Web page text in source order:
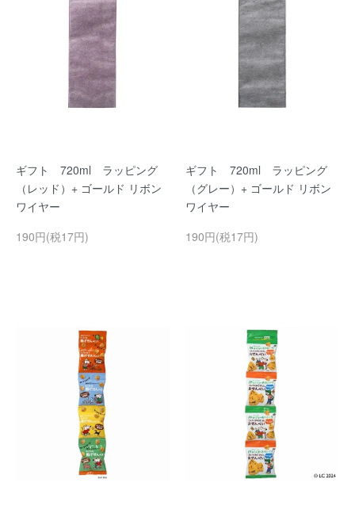
ギフト 720ml ラッピング
（レッド）+ ゴールド リボン
ワイヤー
190円(税17円)
ギフト 720ml ラッピング
（グレー）+ ゴールド リボン
ワイヤー
190円(税17円)